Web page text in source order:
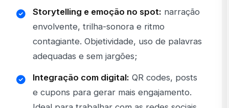
Storytelling e emoção no spot: narração
envolvente, trilha-sonora e ritmo
contagiante. Objetividade, uso de palavras
adequadas e sem jargões;
Integração com digital: QR codes, posts
e cupons para gerar mais engajamento.